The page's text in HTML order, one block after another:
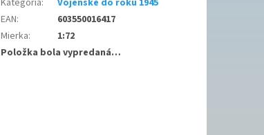
EAN:
603550016417
Mierka:
1:72
Položka bola vypredaná…